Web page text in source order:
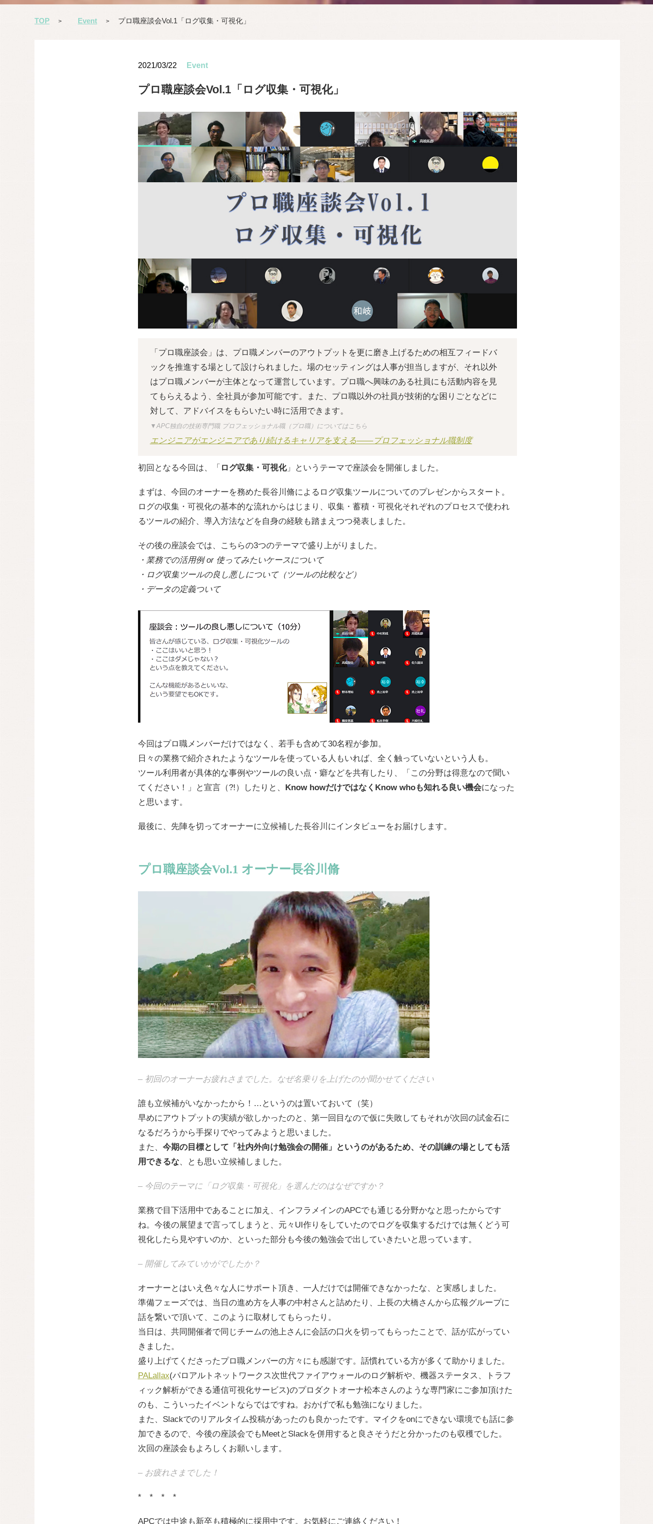
TOP > Event > プロ職座談会Vol.1「ログ収集・可視化」
2021/03/22 Event
プロ職座談会Vol.1「ログ収集・可視化」
「プロ職座談会」は、プロ職メンバーのアウトプットを更に磨き上げるための相互フィードバ
ックを推進する場として設けられました。場のセッティングは人事が担当しますが、それ以外
はプロ職メンバーが主体となって運営しています。プロ職へ興味のある社員にも活動内容を見
てもらえるよう、全社員が参加可能です。また、プロ職以外の社員が技術的な困りごとなどに
対して、アドバイスをもらいたい時に活用できます。
▼APC独自の技術専門職 プロフェッショナル職（プロ職）についてはこちら
エンジニアがエンジニアであり続けるキャリアを支える――プロフェッショナル職制度
初回となる今回は、「 ログ収集・可視化」というテーマで座談会を開催しました。
まずは、今回のオーナーを務めた長谷川脩によるログ収集ツールについてのプレゼンからスタート。
ログの収集・可視化の基本的な流れからはじまり、収集・蓄積・可視化それぞれのプロセスで使われ
るツールの紹介、導入方法などを自身の経験も踏まえつつ発表しました。
その後の座談会では、こちらの3つのテーマで盛り上がりました。
・業務での活用例 or 使ってみたいケースについて
・ログ収集ツールの良し悪しについて（ツールの比較など）
・データの定義ついて
今回はプロ職メンバーだけではなく、若手も含めて30名程が参加。
日々の業務で紹介されたようなツールを使っている人もいれば、全く触っていないという人も。
ツール利用者が具体的な事例やツールの良い点・癖などを共有したり、「この分野は得意なので聞い
てください！」と宣言（?!）したりと、 Know howだけではなくKnow whoも知れる良い機会になった
と思います。
最後に、先陣を切ってオーナーに立候補した長谷川にインタビューをお届けします。
プロ職座談会Vol.1 オーナー長谷川脩
– 初回のオーナーお疲れさまでした。なぜ名乗りを上げたのか聞かせてください
誰も立候補がいなかったから！…というのは置いておいて（笑）
早めにアウトプットの実績が欲しかったのと、第一回目なので仮に失敗してもそれが次回の試金石に
なるだろうから手探りでやってみようと思いました。
また、 今期の目標として「社内外向け勉強会の開催」というのがあるため、その訓練の場としても活
用できるな、とも思い立候補しました。
– 今回のテーマに「ログ収集・可視化」を選んだのはなぜですか？
業務で目下活用中であることに加え、インフラメインのAPCでも通じる分野かなと思ったからです
ね。今後の展望まで言ってしまうと、元々UI作りをしていたのでログを収集するだけでは無くどう可
視化したら見やすいのか、といった部分も今後の勉強会で出していきたいと思っています。
– 開催してみていかがでしたか？
オーナーとはいえ色々な人にサポート頂き、一人だけでは開催できなかったな、と実感しました。
準備フェーズでは、当日の進め方を人事の中村さんと詰めたり、上長の大橋さんから広報グループに
話を繋いで頂いて、このように取材してもらったり。
当日は、共同開催者で同じチームの池上さんに会話の口火を切ってもらったことで、話が広がってい
きました。
盛り上げてくださったプロ職メンバーの方々にも感謝です。話慣れている方が多くて助かりました。
PALallax(パロアルトネットワークス次世代ファイアウォールのログ解析や、機器ステータス、トラフ
ィック解析ができる通信可視化サービス)のプロダクトオーナ松本さんのような専門家にご参加頂けた
のも、こういったイベントならではですね。おかげで私も勉強になりました。
また、Slackでのリアルタイム投稿があったのも良かったです。マイクをonにできない環境でも話に参
加できるので、今後の座談会でもMeetとSlackを併用すると良さそうだと分かったのも収穫でした。
次回の座談会もよろしくお願いします。
– お疲れさまでした！
* * * *
APCでは中途も新卒も積極的に採用中です。お気軽にご連絡ください！